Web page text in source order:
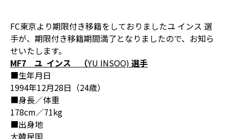
FC東京より期限付き移籍をしておりましたユ インス 選
手が、期限付き移籍期間満了となりましたので、お知ら
せいたします。
MF7 ユ インス （YU INSOO) 選手
■生年月日
1994年12月28日（24歳）
■身長／体重
178cm／71kg
■出身地
大韓民国